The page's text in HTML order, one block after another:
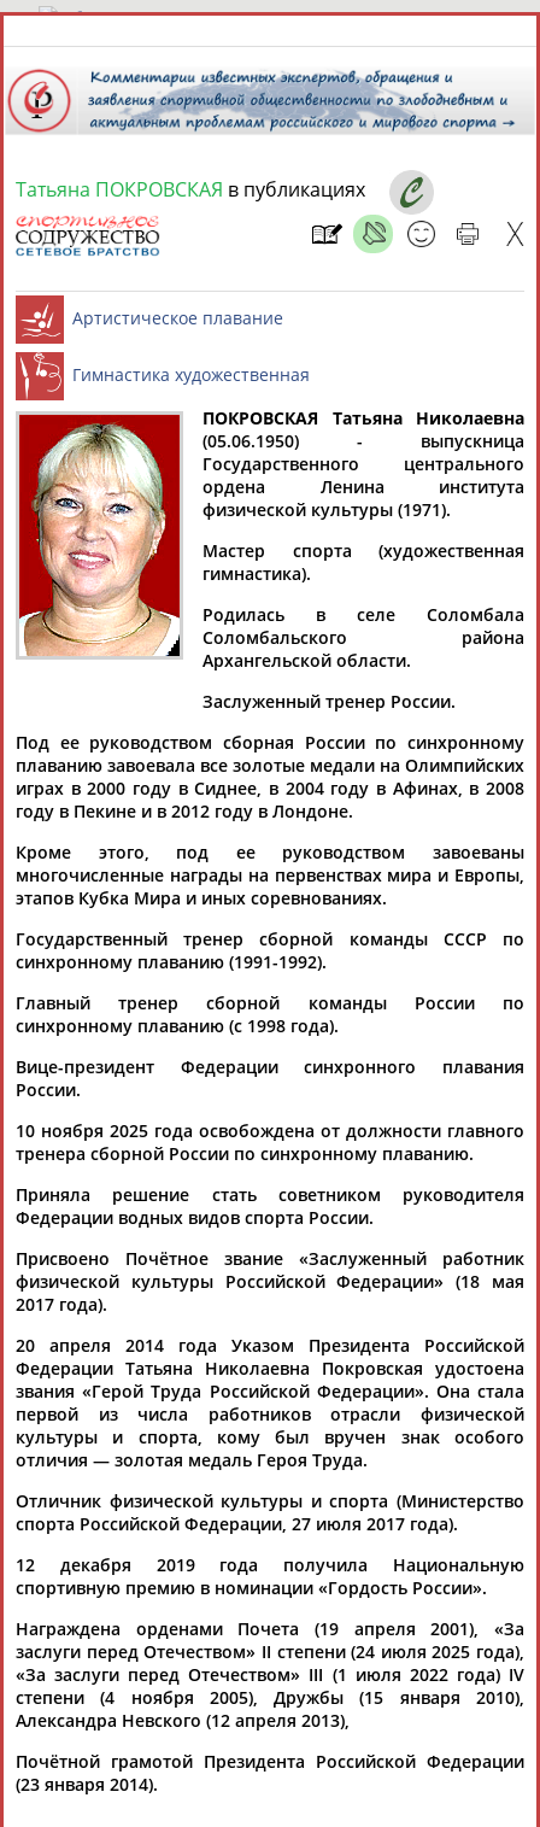
9 августа 2026 года,16:25
Найдено: 13181 Расширенный поиск
Аслаудин
АБАЕВ
АБАИМОВА
АБАКУМОВА
АБАЛАКИНА
Дмитрий
АБАРЕНОВ
Тамилла
АБАСОВА
Рамазан
АБАЧАРАЕВ
Ростом
АБАШИДЗЕ
АББЯСОВА
АБДИКАРИМОВААБДРАХМАНОВ
Каримжан
Аделя
Андрей
Герман
Рамазан
АБДУЛАЕВ
Тагир
Камиль
Загалав
Камалудин
АБДУЛДАУДОВ
Абдула
АБДУЛЖАЛИЛОВ
Магомед
АБДУЛКАГИРОВ
Назир
24 персон из 13181
ЕЩЁ ПЕРСОНЫ
ТАБЛО АКТИВНОСТИ
ЦЕЛИ ПРОЕКТА
Татьяна ПОКРОВСКАЯ в публикациях
Артистическое плавание
Гимнастика художественная
ПОКРОВСКАЯ Татьяна Николаевна
(05.06.1950) - выпускница
Государственного центрального
ордена Ленина института
физической культуры (1971).
Мастер спорта (художественная
гимнастика).
Родилась в селе Соломбала
Соломбальского района
Архангельской области.
Заслуженный тренер России.
Под ее руководством сборная России по синхронному
плаванию завоевала все золотые медали на Олимпийских
играх в 2000 году в Сиднее, в 2004 году в Афинах, в 2008
году в Пекине и в 2012 году в Лондоне.
Кроме этого, под ее руководством завоеваны
многочисленные награды на первенствах мира и Европы,
этапов Кубка Мира и иных соревнованиях.
Государственный тренер сборной команды СССР по
синхронному плаванию (1991-1992).
Главный тренер сборной команды России по
синхронному плаванию (с 1998 года).
Вице-президент Федерации синхронного плавания
России.
10 ноября 2025 года освобождена от должности главного
тренера сборной России по синхронному плаванию.
Приняла решение стать советником руководителя
Федерации водных видов спорта России.
Присвоено Почётное звание «Заслуженный работник
физической культуры Российской Федерации» (18 мая
2017 года).
20 апреля 2014 года Указом Президента Российской
Федерации Татьяна Николаевна Покровская удостоена
звания «Герой Труда Российской Федерации». Она стала
первой из числа работников отрасли физической
культуры и спорта, кому был вручен знак особого
отличия — золотая медаль Героя Труда.
Отличник физической культуры и спорта (Министерство
спорта Российской Федерации, 27 июля 2017 года).
12 декабря 2019 года получила Национальную
спортивную премию в номинации «Гордость России».
Награждена орденами Почета (19 апреля 2001), «За
заслуги перед Отечеством» II степени (24 июля 2025 года),
«За заслуги перед Отечеством» III (1 июля 2022 года) IV
степени (4 ноября 2005), Дружбы (15 января 2010),
Александра Невского (12 апреля 2013),
Почётной грамотой Президента Российской Федерации
(23 января 2014).